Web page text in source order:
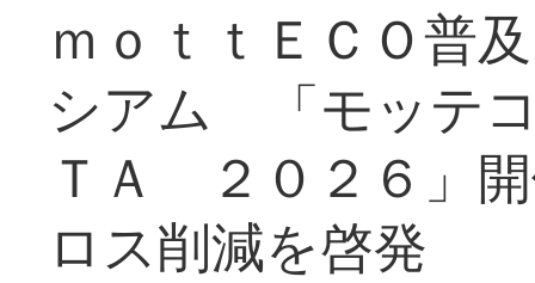
ｍｏｔｔＥＣＯ普
シアム 「モッテ
ＴＡ ２０２６」
ロス削減を啓発